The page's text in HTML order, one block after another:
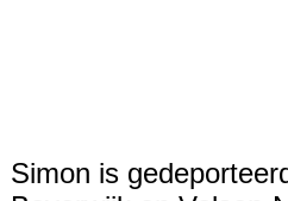
Simon is